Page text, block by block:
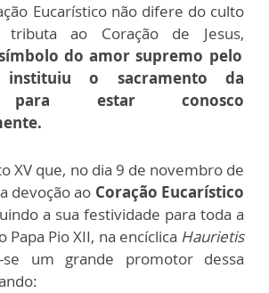
Eucarístico não difere do culto
ao Coração de Jesus,
do amor supremo pelo
o sacramento da
para estar conosco
XV que, no dia 9 de novembro de
devoção ao Coração Eucarístico
a sua festividade para toda a
Papa Pio XII, na encíclica Haurietis
um grande promotor dessa